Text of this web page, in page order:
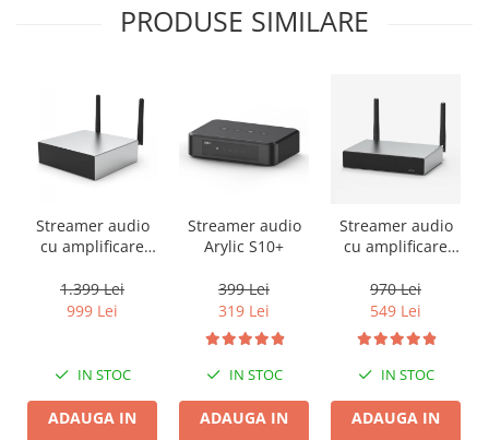
PRODUSE SIMILARE
Streamer audio
cu amplificare
A50+, LAN /Wi-Fi
/Bluetooth,
1.399 Lei
999 Lei
IN STOC
ADAUGA IN
Streamer audio
Arylic S10+
399 Lei
319 Lei
IN STOC
ADAUGA IN
Streamer audio
cu amplificare
A30+, LAN /Wi-Fi
/Bluetooth,
24bit/192kHz,
Multiroom
970 Lei
549 Lei
IN STOC
ADAUGA IN